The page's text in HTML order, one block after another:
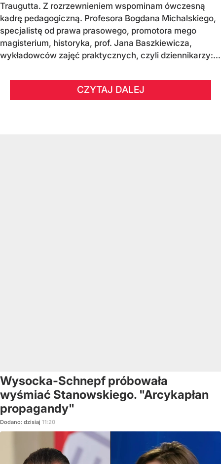
Traugutta. Z rozrzewnieniem wspominam ówczesną
kadrę pedagogiczną. Profesora Bogdana Michalskiego,
specjalistę od prawa prasowego, promotora mego
magisterium, historyka, prof. Jana Baszkiewicza,
wykładowców zajęć praktycznych, czyli dziennikarzy:...
CZYTAJ DALEJ
Wysocka-Schnepf próbowała
wyśmiać Stanowskiego. "Arcykapłan
propagandy"
Dodano: dzisiaj 11:20